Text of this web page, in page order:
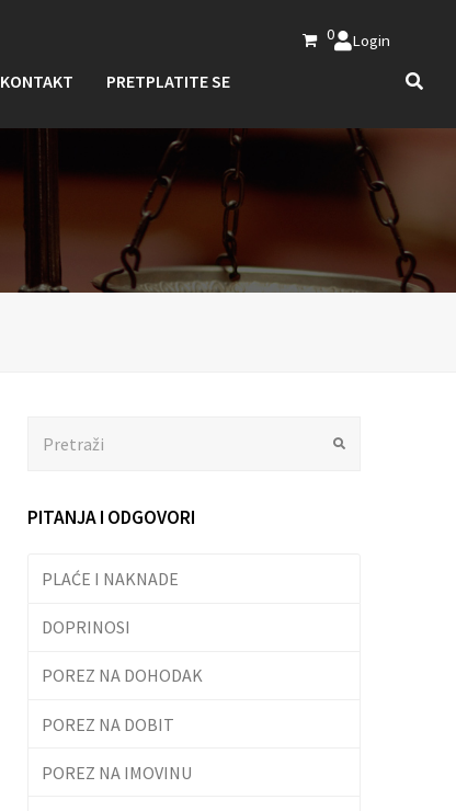
0 Login
KONTAKT PRETPLATITE SE
PITANJA I ODGOVORI
PLAĆE I NAKNADE
DOPRINOSI
POREZ NA DOHODAK
POREZ NA DOBIT
POREZ NA IMOVINU